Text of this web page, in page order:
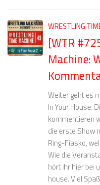
WRESTLING
[WTR
Machine:
Weiter geht es
In Your House.
kommentieren
die erste Show
Ring-Fiasko,
Wie die
hört ihr hier bei
house. Viel